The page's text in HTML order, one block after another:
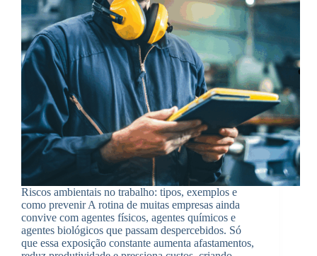
Riscos ambientais no trabalho: tipos, exemplos e
como prevenir A rotina de muitas empresas ainda
convive com agentes físicos, agentes químicos e
agentes biológicos que passam despercebidos. Só
que essa exposição constante aumenta afastamentos,